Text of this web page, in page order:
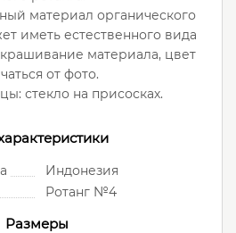
материал органического
иметь естественного вида
материала, цвет
от фото.
стекло на присосках.
Индонезия
Ротанг №4
Размеры